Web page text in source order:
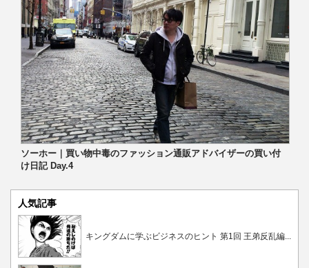
ソーホー｜買い物中毒のファッション通販アドバイザーの買い付
け日記 Day.4
人気記事
キングダムに学ぶビジネスのヒント 第1回 王弟反乱編...